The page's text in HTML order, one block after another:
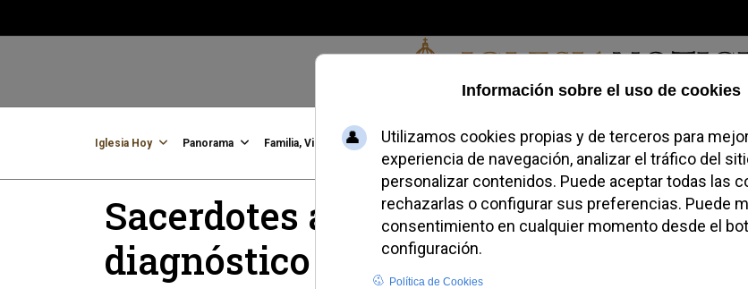
Viernes, 07 de agosto de 2026
Iglesia Hoy Panorama Familia, Vida, Identidad Credofobiómetro Blogs Temas Buscar #JovenesConFe
Sacerdotes agotados y solos: el
diagnóstico desde el Vaticano